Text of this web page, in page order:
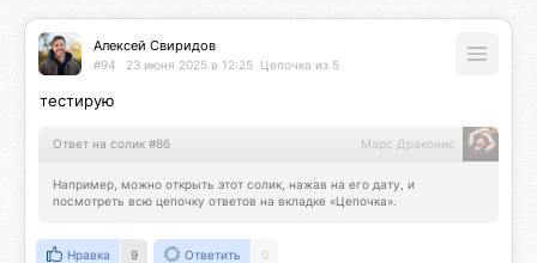
Алексей Свиридов
#94 23 июня 2025 в 12:25 Цепочка из 5
тестирую
Ответ на солик #86 Марс Драконис
Например, можно открыть этот солик, нажав на его дату, и
посмотреть всю цепочку ответов на вкладке «Цепочка».
Нравка 9 Ответить 0